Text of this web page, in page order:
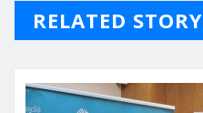
RELATED STORY